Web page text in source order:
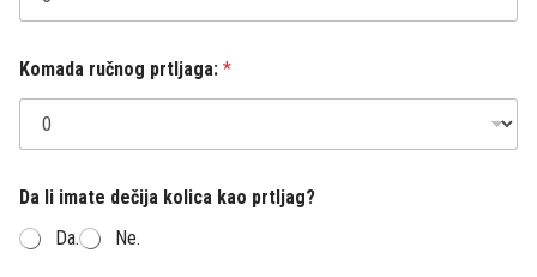
Komada ručnog prtljaga: *
Da li imate dečija kolica kao prtljag?
Da.
Ne.